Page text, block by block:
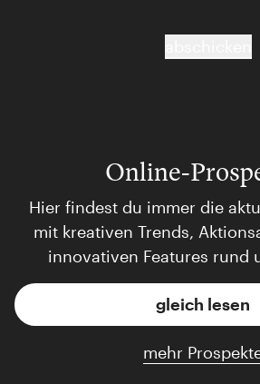
Online-
Hier findest du immer die
mit kreativen Trends,
innovativen Features rund
gleich lesen
mehr